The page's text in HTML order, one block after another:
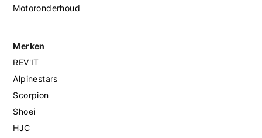
Motoronderhoud
Merken
REV'IT
Alpinestars
Scorpion
Shoei
HJC